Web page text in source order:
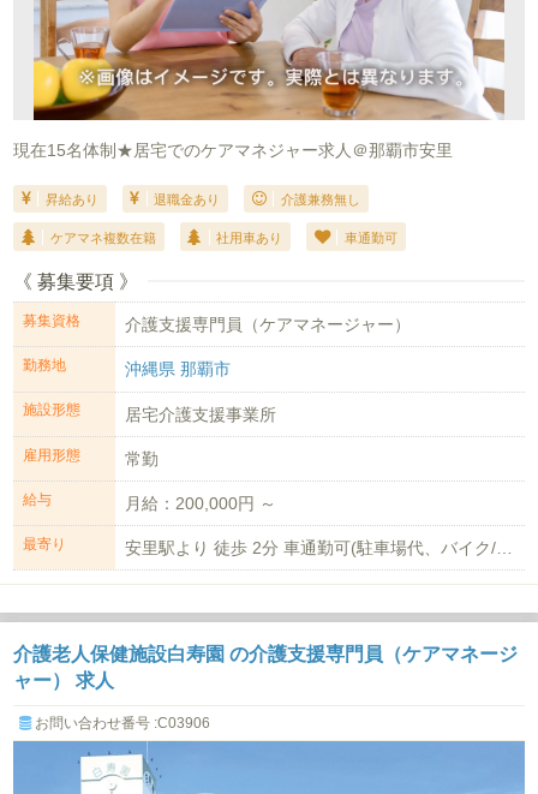
現在15名体制★居宅でのケアマネジャー求人＠那覇市安里
昇給あり 退職金あり 介護兼務無し
ケアマネ複数在籍 社用車あり 車通勤可
《 募集要項 》
募集資格 介護支援専門員（ケアマネージャー）
勤務地 沖縄県 那覇市
施設形態 居宅介護支援事業所
雇用形態 常勤
給与 月給：200,000円 ～
最寄り
介護老人保健施設白寿園 の介護支援専門員（ケアマネージ
ャー） 求人
お問い合わせ番号 :C03906